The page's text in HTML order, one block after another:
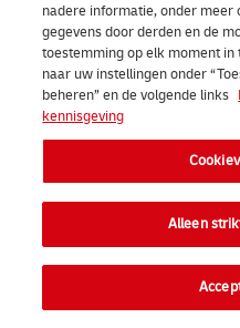
nadere informatie, onder meer
gegevens door derden en de
toestemming op elk moment
naar uw instellingen onder
beheren” en de volgende links
kennisgeving
Alleen